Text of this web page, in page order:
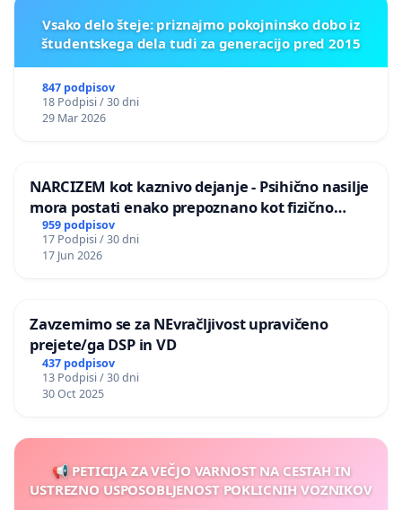
Vsako delo šteje: priznajmo pokojninsko dobo iz
študentskega dela tudi za generacijo pred 2015
847 podpisov
18 Podpisi / 30 dni
29 Mar 2026
NARCIZEM kot kaznivo dejanje - Psihično nasilje
mora postati enako prepoznano kot fizično
nasilje
959 podpisov
17 Podpisi / 30 dni
17 Jun 2026
Zavzemimo se za NEvračljivost upravičeno
prejete/ga DSP in VD
437 podpisov
13 Podpisi / 30 dni
30 Oct 2025
📢 PETICIJA ZA VEČJO VARNOST NA CESTAH IN
USTREZNO USPOSOBLJENOST POKLICNIH VOZNIKOV